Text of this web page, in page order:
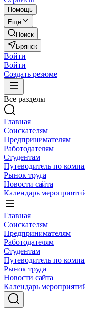
Помощь
Ещё
Поиск
Брянск
Войти
Войти
Создать резюме
Все разделы
Главная
Соискателям
Предпринимателям
Работодателям
Студентам
Путеводитель по
Рынок труда
Новости сайта
Календарь
Главная
Соискателям
Предпринимателям
Работодателям
Студентам
Путеводитель по
Рынок труда
Новости сайта
Календарь